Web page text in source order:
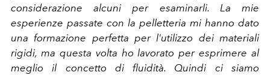
considerazione alcuni per esaminarli. La mie
esperienze passate con la pelletteria mi hanno dato
una formazione perfetta per l'utilizzo dei materiali
rigidi, ma questa volta ho lavorato per esprimere al
meglio il concetto di fluidità. Quindi ci siamo